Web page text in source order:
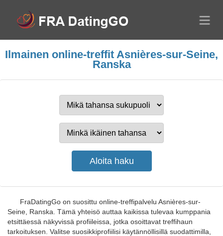
Ilmainen online-treffit Asnières-sur-Seine,
Ranska
FraDatingGo on suosittu online-treffipalvelu Asnières-sur-
Seine, Ranska. Tämä yhteisö auttaa kaikissa tulevaa kumppania
etsittäessä näkyvissä profiileissa, jotka osoittavat treffihaun
tarkoituksen. Valitse suosikkiprofiilisi käytännöllisillä suodattimilla,